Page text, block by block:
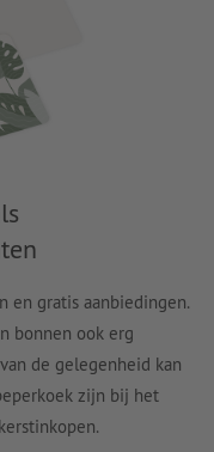
en gratis aanbiedingen.
bonnen ook erg
de gelegenheid kan
zijn bij het